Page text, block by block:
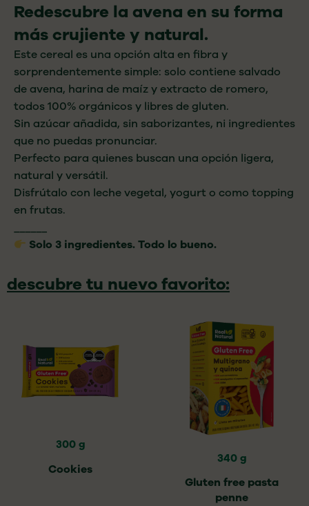
Redescubre la avena en su forma
más crujiente y natural.
Este cereal es una opción alta en fibra y
sorprendentemente simple: solo contiene salvado
de avena, harina de maíz y extracto de romero,
todos 100% orgánicos y libres de gluten.
Sin azúcar añadida, sin saborizantes, ni ingredientes
que no puedas pronunciar.
Perfecto para quienes buscan una opción ligera,
natural y versátil.
Disfrútalo con leche vegetal, yogurt o como topping
en frutas.
Solo 3 ingredientes. Todo lo bueno.
descubre tu nuevo favorito:
300 g
Cookies
340 g
Gluten free pasta
penne